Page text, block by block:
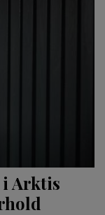
Arktis